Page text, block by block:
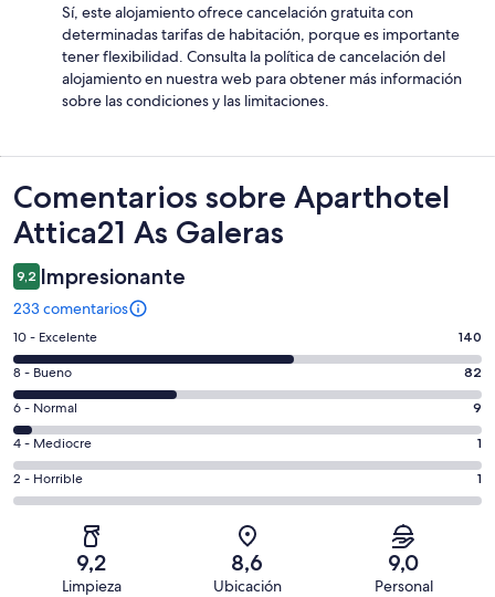
Sí, este alojamiento ofrece cancelación gratuita con
determinadas tarifas de habitación, porque es importante
tener flexibilidad. Consulta la política de cancelación del
alojamiento en nuestra web para obtener más información
sobre las condiciones y las limitaciones.
Comentarios
Comentarios sobre Aparthotel
Attica21 As Galeras
9,2 Impresionante
233 comentarios
140
comentarios
de
un
total
de
233
con
puntuación
10 - Excelente 140
82
comentarios
de
un
total
de
puntuación
8 - Bueno 82
9
comentarios
de
un
total
6 - Normal 9
1
comentarios
de
4 - Mediocre 1
1
comentarios
2 - Horrible 1
9,2
Limpieza
8,6
Ubicación
9,0
Personal